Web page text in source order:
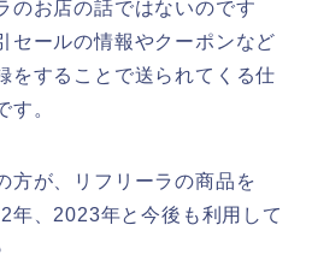
のお店の話ではないのです
セールの情報やクーポンなど
をすることで送られてくる仕
す。
方が、リフリーラの商品を
年、2023年と今後も利用して